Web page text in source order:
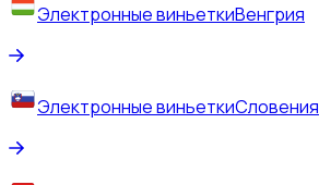
Электронные виньеткиВенгрия
Электронные виньеткиСловения